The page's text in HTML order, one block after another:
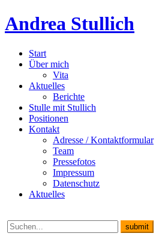
Andrea Stullich
Start
Über mich
Vita
Aktuelles
Berichte
Stulle mit Stullich
Positionen
Kontakt
Adresse / Kontaktformular
Team
Pressefotos
Impressum
Datenschutz
Aktuelles